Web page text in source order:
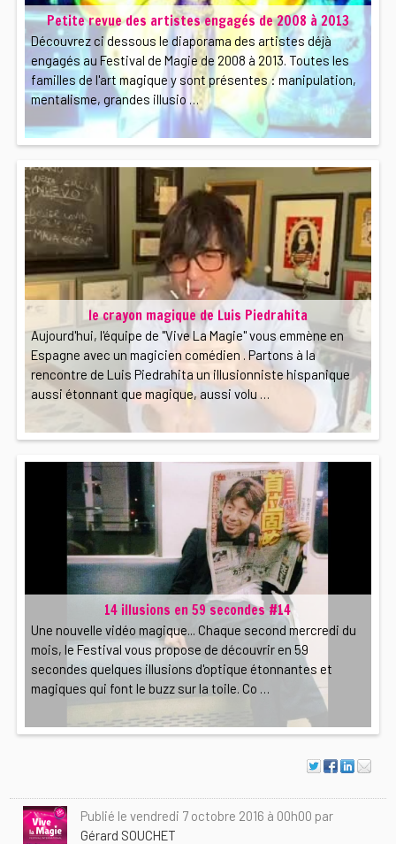
Petite revue des artistes engagés de 2008 à 2013
Découvrez ci dessous le diaporama des artistes déjà
engagés au Festival de Magie de 2008 à 2013. Toutes les
familles de l'art magique y sont présentes : manipulation,
mentalisme, grandes illusio …
le crayon magique de Luis Piedrahita
Aujourd'hui, l'équipe de "Vive La Magie" vous emmène en
Espagne avec un magicien comédien . Partons à la
rencontre de Luis Piedrahita un illusionniste hispanique
aussi étonnant que magique, aussi volu …
14 illusions en 59 secondes #14
Une nouvelle vidéo magique... Chaque second mercredi du
mois, le Festival vous propose de découvrir en 59
secondes quelques illusions d'optique étonnantes et
magiques qui font le buzz sur la toile. Co …
Publié le vendredi 7 octobre 2016 à 00h00 par
Gérard SOUCHET